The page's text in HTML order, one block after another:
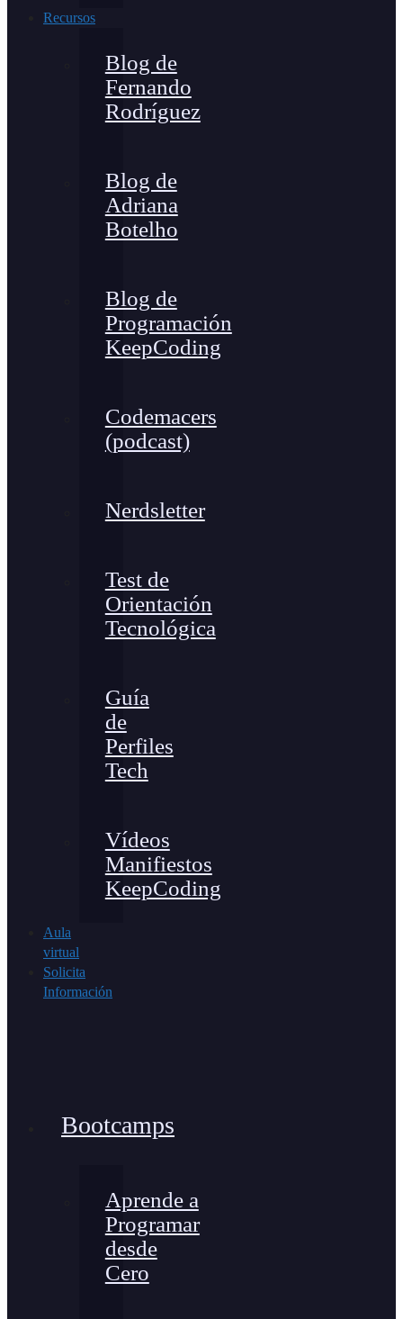
Recursos
Blog de
Fernando
Rodríguez
Blog de
Adriana
Botelho
Blog de
Programación
KeepCoding
Codemacers
(podcast)
Nerdsletter
Test de
Orientación
Tecnológica
Guía
de
Perfiles
Tech
Vídeos
Manifiestos
KeepCoding
Aula
virtual
Solicita
Información
Bootcamps
Aprende a
Programar
desde
Cero